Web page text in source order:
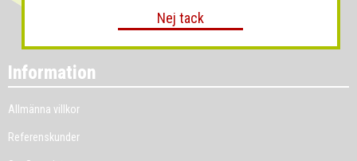
Information
Allmänna villkor
Referenskunder
Nej tack